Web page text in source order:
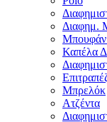
Διαφημ.
Μπουφάν
Καπέλα
Μπρελόκ
Ατζέντα